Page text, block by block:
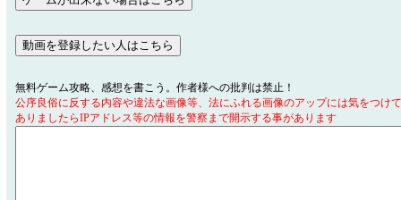
無料ゲーム攻略、感想を書こう。作者様への批判は禁止！
公序良俗に反する内容や違法な画像等、法にふれる画像のアップには気をつけ
ありましたらIPアドレス等の情報を警察まで開示する事があります